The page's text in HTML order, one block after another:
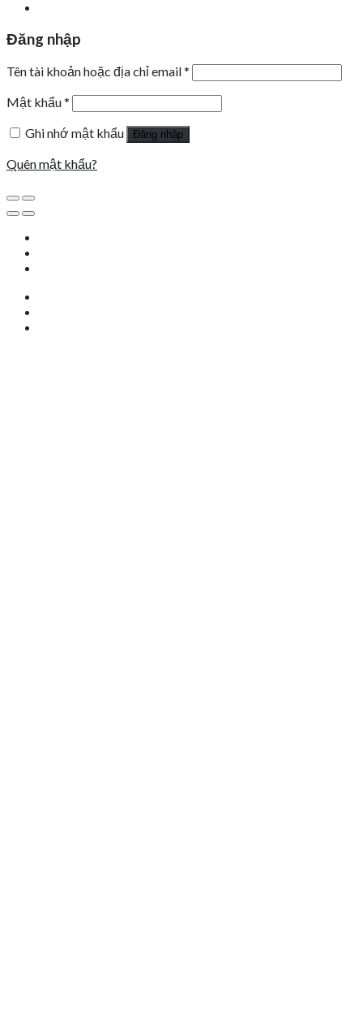
Đăng nhập
Tên tài khoản hoặc địa chỉ email*
Mật khẩu*
Ghi nhớ mật khẩu
Đăng nhập
Quên mật khẩu?